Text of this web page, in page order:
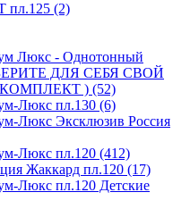
пл.125 (2)
Люкс - Однотонный
ДЛЯ СЕБЯ СВОЙ
) (52)
Люкс пл.130 (6)
Люкс Эксклюзив Россия
Люкс пл.120 (412)
Жаккард пл.120 (17)
Люкс пл.120 Детские